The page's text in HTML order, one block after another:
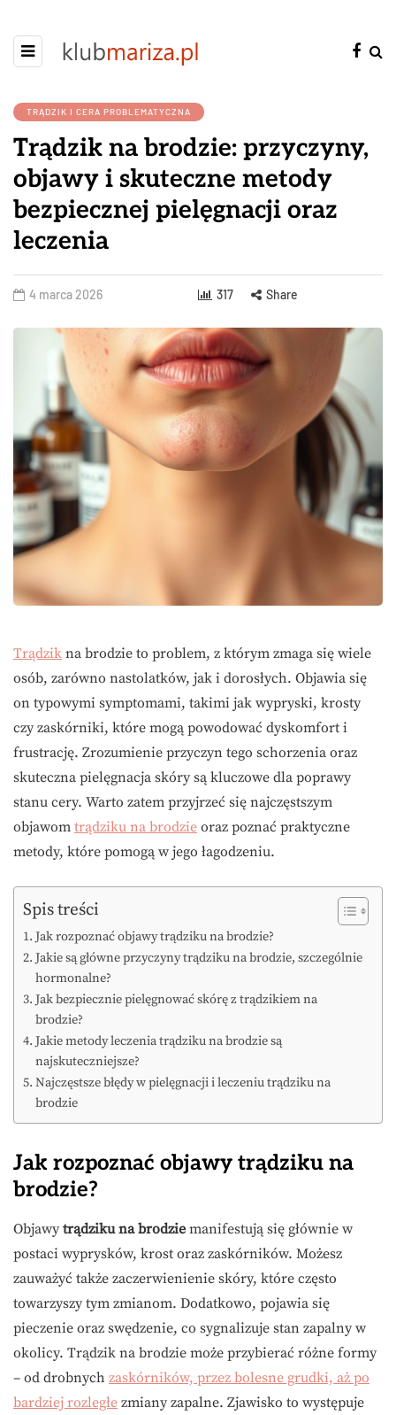
TRĄDZIK I CERA PROBLEMATYCZNA
Trądzik na brodzie: przyczyny,
objawy i skuteczne metody
bezpiecznej pielęgnacji oraz
leczenia
4 marca 2026 317 Share
Trądzik na brodzie to problem, z którym zmaga się wiele
osób, zarówno nastolatków, jak i dorosłych. Objawia się
on typowymi symptomami, takimi jak wypryski, krosty
czy zaskórniki, które mogą powodować dyskomfort i
frustrację. Zrozumienie przyczyn tego schorzenia oraz
skuteczna pielęgnacja skóry są kluczowe dla poprawy
stanu cery. Warto zatem przyjrzeć się najczęstszym
objawom trądziku na brodzie oraz poznać praktyczne
metody, które pomogą w jego łagodzeniu.
Spis treści
Jak rozpoznać objawy trądziku na brodzie?
Jakie są główne przyczyny trądziku na brodzie, szczególnie
hormonalne?
Jak bezpiecznie pielęgnować skórę z trądzikiem na
brodzie?
Jakie metody leczenia trądziku na brodzie są
najskuteczniejsze?
Najczęstsze błędy w pielęgnacji i leczeniu trądziku na
brodzie
Jak rozpoznać objawy trądziku na
brodzie?
Objawy trądziku na brodzie manifestują się głównie w
postaci wyprysków, krost oraz zaskórników. Możesz
zauważyć także zaczerwienienie skóry, które często
towarzyszy tym zmianom. Dodatkowo, pojawia się
pieczenie oraz swędzenie, co sygnalizuje stan zapalny w
okolicy. Trądzik na brodzie może przybierać różne formy
– od drobnych zaskórników, przez bolesne grudki, aż po
bardziej rozległe zmiany zapalne. Zjawisko to występuje